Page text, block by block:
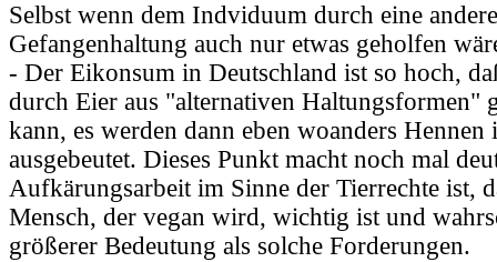
Selbst wenn dem Indviduum durch eine
Gefangenhaltung auch nur etwas geholfen
- Der Eikonsum in Deutschland ist so hoch,
durch Eier aus "alternativen Haltungsformen"
kann, es werden dann eben woanders Hennen
ausgebeutet. Dieses Punkt macht noch mal
Aufkärungsarbeit im Sinne der Tierrechte ist,
Mensch, der vegan wird, wichtig ist und
größerer Bedeutung als solche Forderungen.